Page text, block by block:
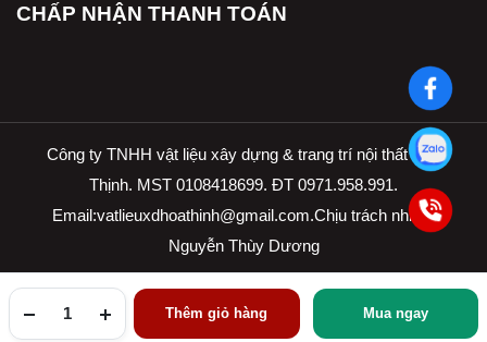
Thêm giỏ hàng Mua ngay
CHẤP NHẬN THANH TOÁN
Công ty TNHH vật liệu xây dựng & trang trí nội thất Hòa
Thịnh. MST 0108418699. ĐT 0971.958.991.
Email:vatlieuxdhoathinh@gmail.com.Chịu trách nhiệm
Nguyễn Thùy Dương